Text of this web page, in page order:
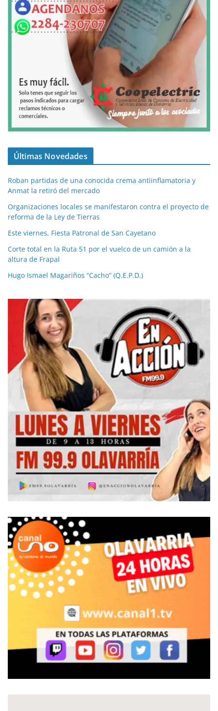
Últimas Novedades
Roban partidas de una conocida crema antiinflamatoria y
Anmat la retiró del mercado
Organizaciones locales se manifestaron contra el proyecto de
reforma de la Ley de Tierras
Este viernes, Fiesta Patronal de San Cayetano
Corte total en la Ruta 51 por el vuelco de un camión a la
altura de Frapal
Hugo Ismael Magariños “Cacho” (Q.E.P.D.)